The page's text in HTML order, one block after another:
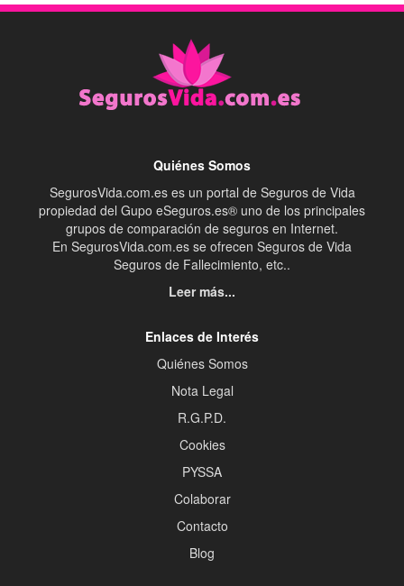
Quiénes Somos
SegurosVida.com.es es un portal de Seguros de Vida
propiedad del Gupo eSeguros.es® uno de los principales
grupos de comparación de seguros en Internet.
En SegurosVida.com.es se ofrecen Seguros de Vida
Seguros de Fallecimiento, etc..
Leer más...
Enlaces de Interés
Quiénes Somos
Nota Legal
R.G.P.D.
Cookies
PYSSA
Colaborar
Contacto
Blog